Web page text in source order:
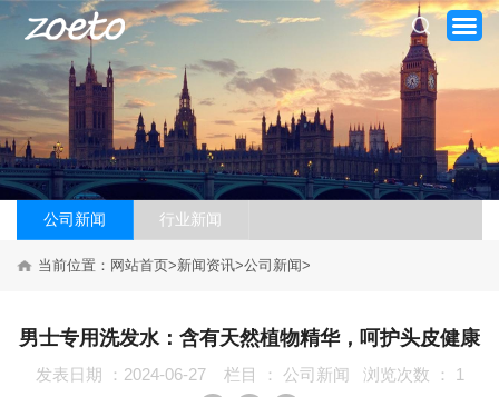
网站首页
关于我们
产品系列
新闻资讯
公司新闻 行业新闻
当前位置： 网站首页>新闻资讯>公司新闻>
男士专用洗发水：含有天然植物精华，呵护头皮健康
发表日期 ：2024-06-27 栏目 ： 公司新闻 浏览次数 ： 1